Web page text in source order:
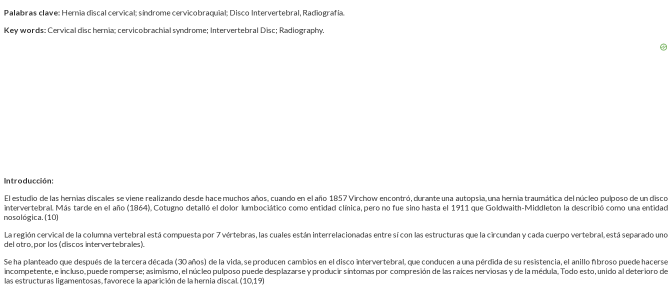
Palabras clave: Hernia discal cervical; síndrome cervicobraquial; Disco Intervertebral, Radiografía.
Key words:Cervical disc hernia; cervicobrachial syndrome; Intervertebral Disc; Radiography.
Introducción:
El estudio de las hernias discales se viene realizando desde hace muchos años, cuando en el año 1857 Virchow encontró, durante una autopsia, una hernia traumática del núcleo pulposo de un disco
intervertebral. Más tarde en el año (1864), Cotugno detalló el dolor lumbociático como entidad clínica, pero no fue sino hasta el 1911 que Goldwaith-Middleton la describió como una entidad
nosológica. (10)
La región cervical de la columna vertebral está compuesta por 7 vértebras, las cuales están interrelacionadas entre sí con las estructuras que la circundan y cada cuerpo vertebral, está separado uno
del otro, por los (discos intervertebrales).
Se ha planteado que después de la tercera década (30 años) de la vida, se producen cambios en el disco intervertebral, que conducen a una pérdida de su resistencia, el anillo fibroso puede hacerse
incompetente, e incluso, puede romperse; asimismo, el núcleo pulposo puede desplazarse y producir síntomas por compresión de las raíces nerviosas y de la médula, Todo esto, unido al deterioro de
las estructuras ligamentosas, favorece la aparición de la hernia discal. (10,19)